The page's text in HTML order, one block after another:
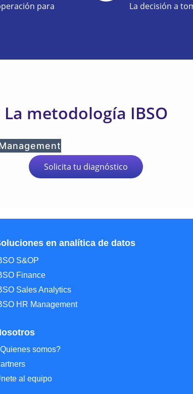
para
La decisión a
La metodología IBSO
Solicita tu diagnóstico​
en analítica de datos
S&OP
Finance
Sales Analytics
HR Management
somos?
al equipo